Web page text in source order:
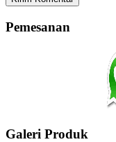
Pemesanan
Galeri Produk